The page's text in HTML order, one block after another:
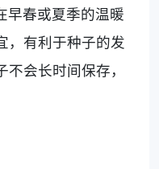
早春或夏季的温暖
，有利于种子的发
会长时间保存，